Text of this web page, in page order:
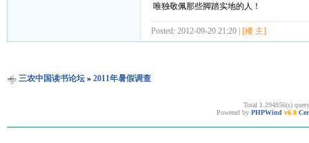
唯独敬佩那些脚踏实地的人！
Posted: 2012-09-20 21:20 | [楼 主]
三农中国读书论坛» 2011年暑假调查
Total 1.294856(s)
Powered by PHPWind v6.0